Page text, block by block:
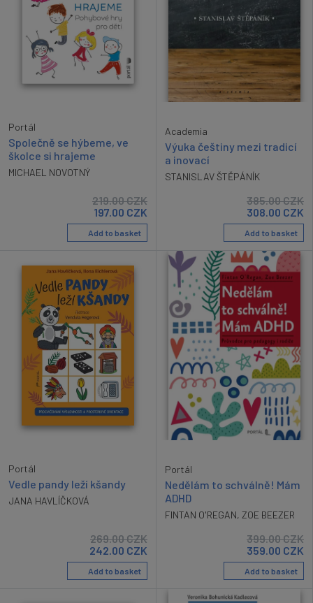
Portál
Společně se hýbeme, ve
školce si hrajeme
MICHAEL NOVOTNÝ
219.00CZK
197.00 CZK
Add to basket
Academia
Výuka češtiny mezi tradicí
a inovací
STANISLAV ŠTĚPÁNÍK
385.00CZK
308.00 CZK
Add to basket
Portál
Vedle pandy leží kšandy
JANA HAVLÍČKOVÁ
269.00CZK
242.00 CZK
Add to basket
Portál
Nedělám to schválně! Mám
ADHD
FINTAN O'REGAN, ZOE BEEZER
399.00CZK
359.00 CZK
Add to basket